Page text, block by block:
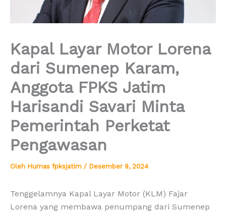
Kapal Layar Motor Lorena
dari Sumenep Karam,
Anggota FPKS Jatim
Harisandi Savari Minta
Pemerintah Perketat
Pengawasan
Oleh Humas fpksjatim / Desember 9, 2024
Tenggelamnya Kapal Layar Motor (KLM) Fajar
Lorena yang membawa penumpang dari Sumenep